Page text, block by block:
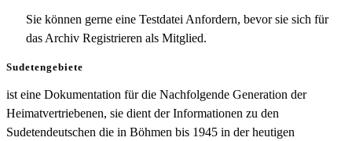
Sie können gerne eine Testdatei Anfordern, bevor sie sich für
das Archiv Registrieren als Mitglied.
Sudetengebiete
ist eine Dokumentation für die Nachfolgende Generation der
Heimatvertriebenen, sie dient der Informationen zu den
Sudetendeutschen die in Böhmen bis 1945 in der heutigen